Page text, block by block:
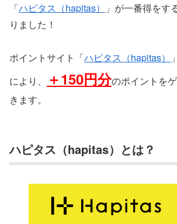
「ハピタス（hapitas）
」が一番得をす
りました！
ポイントサイト「ハピタス（hapitas）
により、
＋150円分のポイントを
きます。
ハピタス（hapitas）とは？